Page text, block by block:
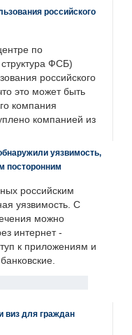
российского
по
ФСБ)
российского
это может быть
компания
компанией из
уязвимость,
посторонним
российским
уязвимость. С
можно
интернет -
к приложениям и
виз для граждан